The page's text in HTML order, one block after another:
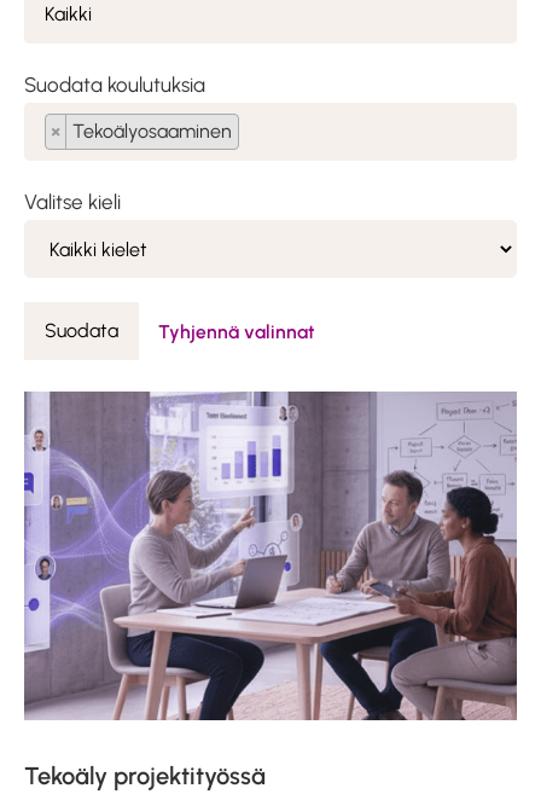
Suodata koulutuksia
× Tekoälyosaaminen
Valitse kieli
Suodata Tyhjennä valinnat
Tekoäly projektityössä